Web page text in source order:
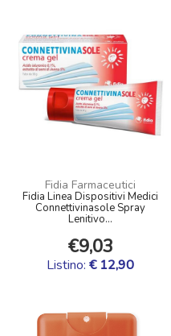
Fidia Farmaceutici
Fidia Linea Dispositivi Medici
Connettivinasole Spray
Lenitivo...
€9,03
Listino: € 12,90